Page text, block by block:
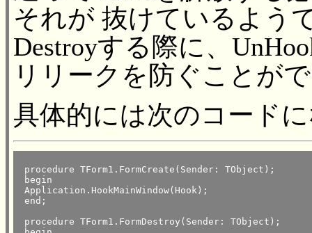
それが 抜けているよう
Destroyする際に、
リリークを防ぐことが
具体的には次のコード
procedure TForm1.FormCreate(Sender: TObject);
begin
Application.HookMainWindow(Hook);
end;
procedure TForm1.FormDestroy(Sender: TObject);